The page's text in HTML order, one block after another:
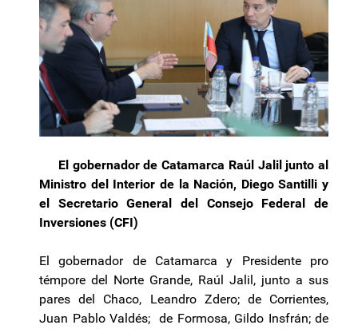
El gobernador de Catamarca Raúl Jalil junto al
Ministro del Interior de la Nación, Diego Santilli y
el Secretario General del Consejo Federal de
Inversiones (CFI)
El gobernador de Catamarca y Presidente pro
témpore del Norte Grande, Raúl Jalil, junto a sus
pares del Chaco, Leandro Zdero; de Corrientes,
Juan Pablo Valdés; de Formosa, Gildo Insfrán; de